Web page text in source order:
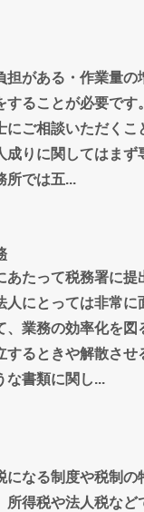
担がある・作業量の
することが必要で
にご相談いただく
成りに関してはま
所では五...
あたって税務署に
人にとっては非常
、業務の効率化を
するときや解散さ
な書類に関し...
になる制度や税制の
所得税や法人税な